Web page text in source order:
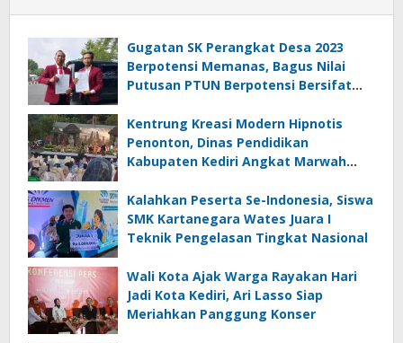
Gugatan SK Perangkat Desa 2023
Berpotensi Memanas, Bagus Nilai
Putusan PTUN Berpotensi Bersifat
Kentrung Kreasi Modern Hipnotis
Penonton, Dinas Pendidikan
Kabupaten Kediri Angkat Marwah
Kalahkan Peserta Se-Indonesia, Siswa
SMK Kartanegara Wates Juara I
Teknik Pengelasan Tingkat Nasional
Wali Kota Ajak Warga Rayakan Hari
Jadi Kota Kediri, Ari Lasso Siap
Meriahkan Panggung Konser